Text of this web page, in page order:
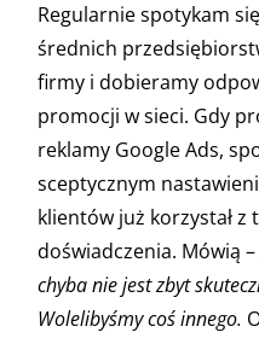
Regularnie spotykam
średnich
firmy i dobieramy
promocji w sieci. Gdy
reklamy Google Ads,
sceptycznym
klientów już korzystał z
doświadczenia. Mówią
chyba nie jest zbyt
Wolelibyśmy coś innego.